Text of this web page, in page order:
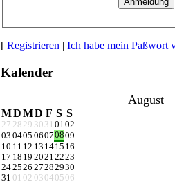
[ Registrieren | Ich habe mein Paßwort
Kalender
August
MDMD F S S
27 28 29 30 31 0102
03 0405 06070809
10 11 12 13 1415 16
17 18 19 20212223
242526 27282930
31 01 02 03 04 05 06